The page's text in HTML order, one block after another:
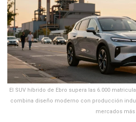
El SUV híbrido de Ebro supera las 6.000
combina diseño moderno con producción
mercados